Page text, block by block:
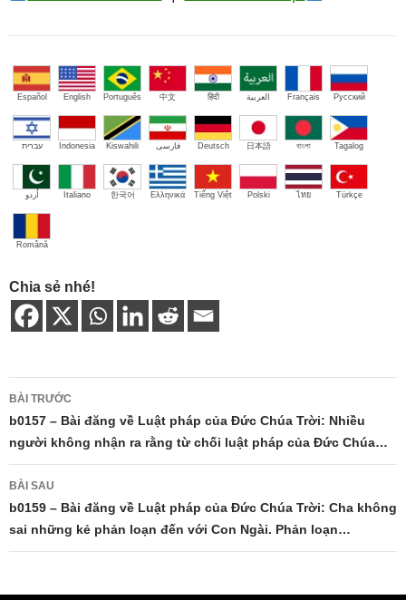
Español English Português 中文 हिंदी العربية Français Русский
עברית Indonesia Kiswahili فارسی Deutsch 日本語 বাংলা Tagalog
اُردو Italiano 한국어 Ελληνικά Tiếng Việt Polski ไทย Türkçe
Română
Chia sẻ nhé!
Điều
hướng
bài
viết
BÀI TRƯỚC
b0157 – Bài đăng về Luật pháp của Đức Chúa Trời: Nhiều
người không nhận ra rằng từ chối luật pháp của Đức Chúa…
BÀI SAU
b0159 – Bài đăng về Luật pháp của Đức Chúa Trời: Cha không
sai những kẻ phản loạn đến với Con Ngài. Phản loạn…